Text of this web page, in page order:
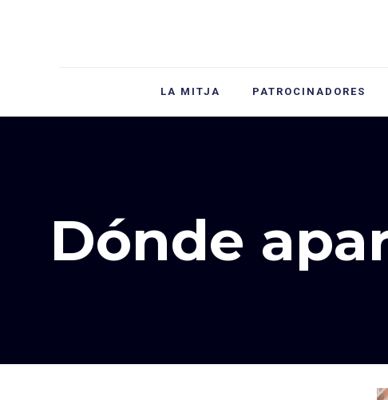
LA MITJA PATROCINADORES
Dónde